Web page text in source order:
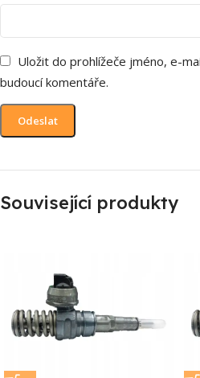
Uložit do prohlížeče jméno, e-
budoucí komentáře.
Související produkty